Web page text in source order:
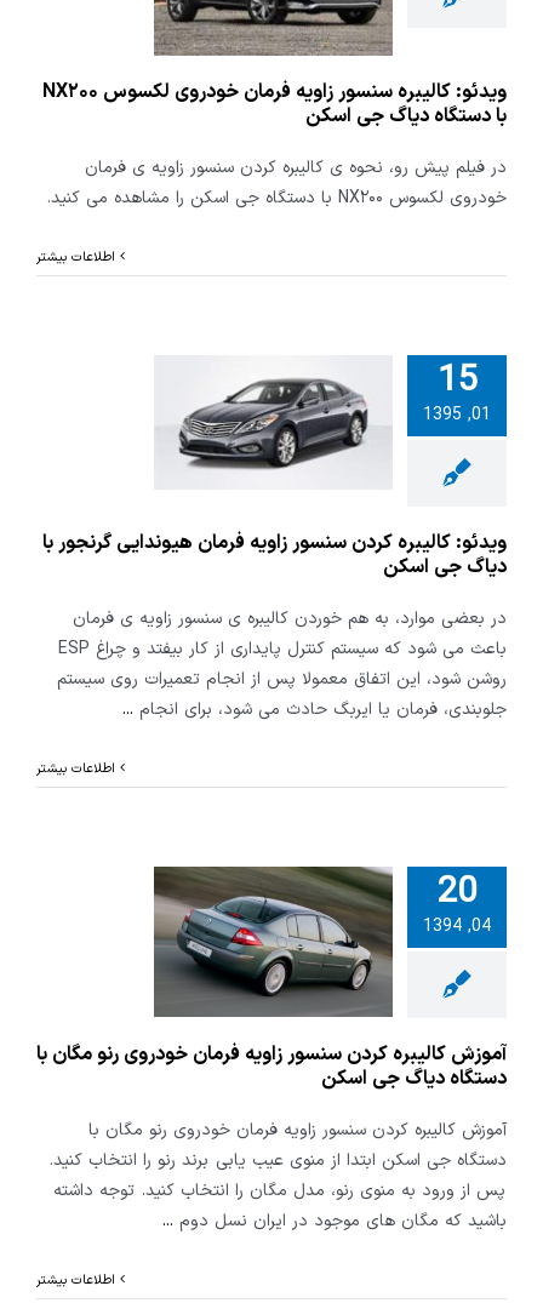
دیاگ جی
ویدئو: کالیبره سنسور زاویه فرمان خودروی لکسوس NX۲۰۰
با دستگاه دیاگ جی اسکن
در فیلم پیش رو، نحوه ی کالیبره کردن سنسور زاویه ی فرمان
خودروی لکسوس NX۲۰۰ با دستگاه جی اسکن را مشاهده می کنید.
اطلاعات بیشتر
15
01, 1395
کردن
فرمان
گرنجور با
جی اسکن
ویدئو: کالیبره کردن سنسور زاویه فرمان هیوندایی گرنجور با
دیاگ جی اسکن
در بعضی موارد، به هم خوردن کالیبره ی سنسور زاویه ی فرمان
باعث می شود که سیستم کنترل پایداری از کار بیفتد و چراغ ESP
روشن شود، این اتفاق معمولا پس از انجام تعمیرات روی سیستم
جلوبندی، فرمان یا ایربگ حادث می شود، برای انجام ...
اطلاعات بیشتر
20
04, 1394
کردن
فرمان
دیاگ جی
آموزش کالیبره کردن سنسور زاویه فرمان خودروی رنو مگان با
دستگاه دیاگ جی اسکن
آموزش کالیبره کردن سنسور زاویه فرمان خودروی رنو مگان با
دستگاه جی اسکن ابتدا از منوی عیب یابی برند رنو را انتخاب کنید.
پس از ورود به منوی رنو، مدل مگان را انتخاب کنید. توجه داشته
باشید که مگان های موجود در ایران نسل دوم ...
اطلاعات بیشتر